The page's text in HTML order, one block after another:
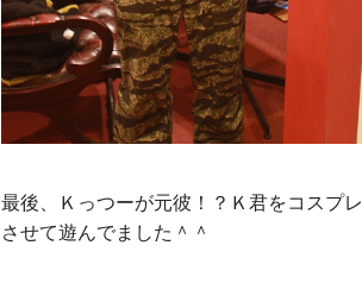
最後、Ｋっつーが元彼！？Ｋ君をコスプレ
させて遊んでました＾＾